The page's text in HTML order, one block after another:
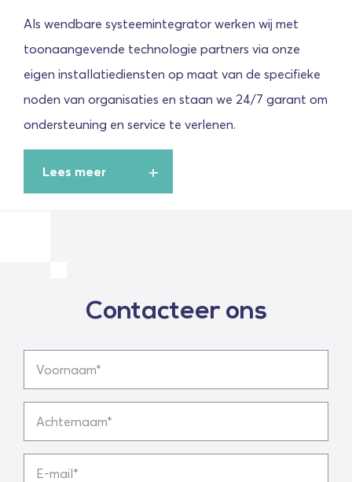
Als wendbare systeemintegrator werken wij met
toonaangevende technologie partners via onze
eigen installatiediensten op maat van de specifieke
noden van organisaties en staan we 24/7 garant om
ondersteuning en service te verlenen.
Lees meer
Contacteer ons
Voornaam
Achternaam